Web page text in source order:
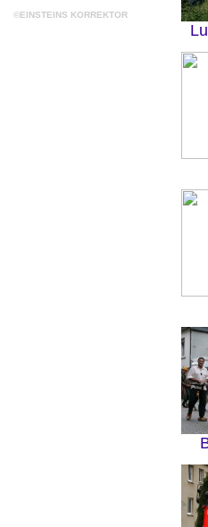
©EINSTEINS KORREKTOR